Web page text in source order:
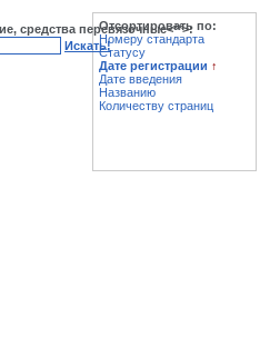
средства перевязочные<**>:
Искать!
Отсортировать по:
Номеру стандарта
Статусу
Дате регистрации ↑
Дате введения
Названию
Количеству страниц